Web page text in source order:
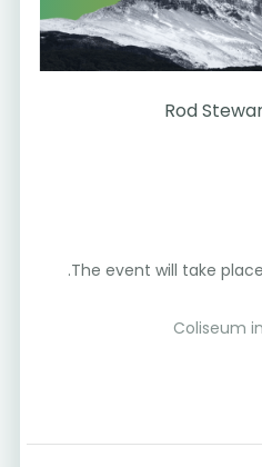
Rod
The event will take
Coliseum